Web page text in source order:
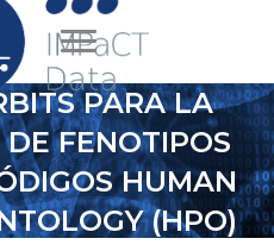
PARA LA
FENOTIPOS
HUMAN
(HPO)